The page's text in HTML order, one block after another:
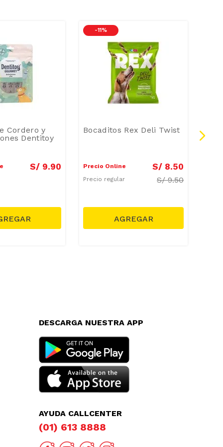
Cordero y
Dentitoy
S/ 9.90
-11 %
Bocaditos Rex Deli Twist
Precio Online S/ 8.50
Precio regular S/9.50
DESCARGA NUESTRA APP
AYUDA CALLCENTER
(01) 613 8888